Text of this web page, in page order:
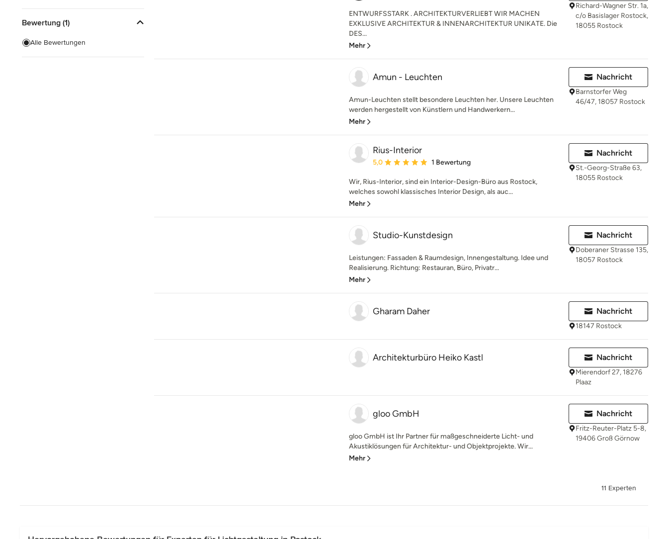
Bewertung (1)
Alle Bewertungen
ENTWURFSSTARK . ARCHITEKTURVERLIEBT WIR MACHEN
EXKLUSIVE ARCHITEKTUR & INNENARCHITEKTUR UNIKATE. Die
DES...
Mehr
Richard-Wagner Str. 1a,
c/o Basislager Rostock,
18055 Rostock
Amun - Leuchten
Amun-Leuchten stellt besondere Leuchten her. Unsere Leuchten
werden hergestellt von Künstlern und Handwerkern...
Mehr
Nachricht
Barnstorfer Weg
46/47, 18057 Rostock
Rius-Interior
Durchschnittliche Bewertung: 5 von 5 Sternen
5,0 1 Bewertung
Wir, Rius-Interior, sind ein Interior-Design-Büro aus Rostock,
welches sowohl klassisches Interior Design, als auc...
Mehr
Nachricht
St.-Georg-Straße 63,
18055 Rostock
Studio-Kunstdesign
Leistungen: Fassaden & Raumdesign, Innengestaltung. Idee und
Realisierung. Richtung: Restauran, Büro, Privatr...
Mehr
Nachricht
Doberaner Strasse 135,
18057 Rostock
Gharam Daher Nachricht
18147 Rostock
Architekturbüro Heiko Kastl Nachricht
Mierendorf 27, 18276
Plaaz
gloo GmbH
gloo GmbH ist Ihr Partner für maßgeschneiderte Licht- und
Akustiklösungen für Architektur- und Objektprojekte. Wir...
Mehr
Nachricht
Fritz-Reuter-Platz 5-8,
19406 Groß Görnow
11 Experten